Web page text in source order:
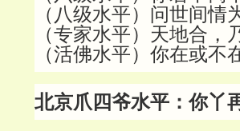
（八级水平）问世间
（专家水平）天地合，
（活佛水平）你在或
北京爪四爷水平：你丫